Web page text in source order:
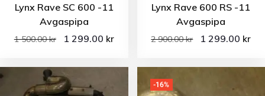
Lynx Rave SC 600 -11
Avgaspipa
1 500.00kr 1 299.00 kr
Lynx Rave 600 RS -11
Avgaspipa
2 900.00kr 1 299.00 kr
-16%